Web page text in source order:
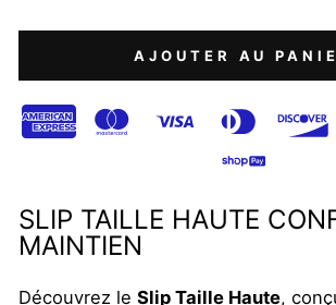
AJOUTER AU
SLIP TAILLE HAUTE
MAINTIEN
Découvrez le Slip Taille Haute,